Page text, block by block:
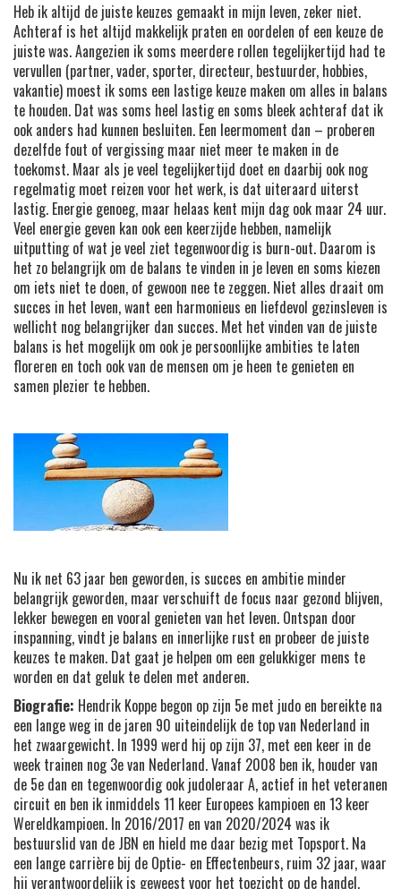
Heb ik altijd de juiste keuzes gemaakt in mijn leven, zeker niet.
Achteraf is het altijd makkelijk praten en oordelen of een keuze de
juiste was. Aangezien ik soms meerdere rollen tegelijkertijd had te
vervullen (partner, vader, sporter, directeur, bestuurder, hobbies,
vakantie) moest ik soms een lastige keuze maken om alles in balans
te houden. Dat was soms heel lastig en soms bleek achteraf dat ik
ook anders had kunnen besluiten. Een leermoment dan – proberen
dezelfde fout of vergissing maar niet meer te maken in de
toekomst. Maar als je veel tegelijkertijd doet en daarbij ook nog
regelmatig moet reizen voor het werk, is dat uiteraard uiterst
lastig. Energie genoeg, maar helaas kent mijn dag ook maar 24 uur.
Veel energie geven kan ook een keerzijde hebben, namelijk
uitputting of wat je veel ziet tegenwoordig is burn-out. Daarom is
het zo belangrijk om de balans te vinden in je leven en soms kiezen
om iets niet te doen, of gewoon nee te zeggen. Niet alles draait om
succes in het leven, want een harmonieus en liefdevol gezinsleven is
wellicht nog belangrijker dan succes. Met het vinden van de juiste
balans is het mogelijk om ook je persoonlijke ambities te laten
floreren en toch ook van de mensen om je heen te genieten en
samen plezier te hebben.
Nu ik net 63 jaar ben geworden, is succes en ambitie minder
belangrijk geworden, maar verschuift de focus naar gezond blijven,
lekker bewegen en vooral genieten van het leven. Ontspan door
inspanning, vindt je balans en innerlijke rust en probeer de juiste
keuzes te maken. Dat gaat je helpen om een gelukkiger mens te
worden en dat geluk te delen met anderen.
Biografie: Hendrik Koppe begon op zijn 5e met judo en bereikte na
een lange weg in de jaren 90 uiteindelijk de top van Nederland in
het zwaargewicht. In 1999 werd hij op zijn 37, met een keer in de
week trainen nog 3e van Nederland. Vanaf 2008 ben ik, houder van
de 5e dan en tegenwoordig ook judoleraar A, actief in het veteranen
circuit en ben ik inmiddels 11 keer Europees kampioen en 13 keer
Wereldkampioen. In 2016/2017 en van 2020/2024 was ik
bestuurslid van de JBN en hield me daar bezig met Topsport. Na
een lange carrière bij de Optie- en Effectenbeurs, ruim 32 jaar, waar
hij verantwoordelijk is geweest voor het toezicht op de handel,